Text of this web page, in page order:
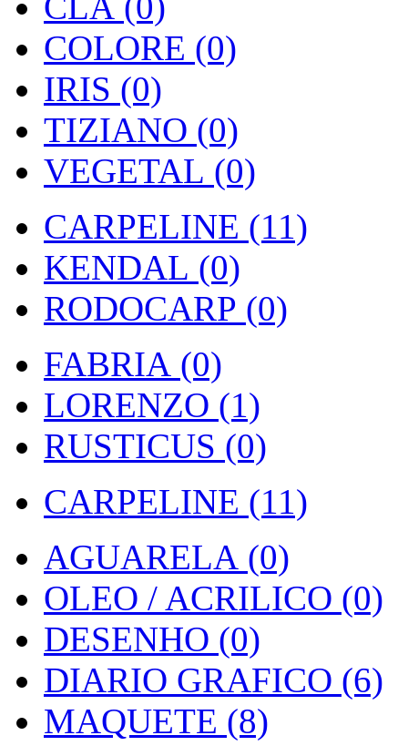
COLORE (0)
IRIS (0)
TIZIANO (0)
VEGETAL (0)
CARPELINE (11)
KENDAL (0)
RODOCARP (0)
FABRIA (0)
LORENZO (1)
RUSTICUS (0)
CARPELINE (11)
AGUARELA (0)
OLEO / ACRILICO (0)
DESENHO (0)
DIARIO GRAFICO (6)
MAQUETE (8)